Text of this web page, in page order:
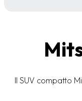
Il SUV compatto